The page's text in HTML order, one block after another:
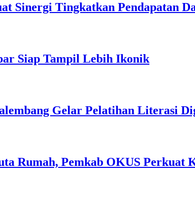
Sinergi Tingkatkan Pendapatan
Siap Tampil Lebih Ikonik
Gelar Pelatihan Literasi
Rumah, Pemkab OKUS Perkuat